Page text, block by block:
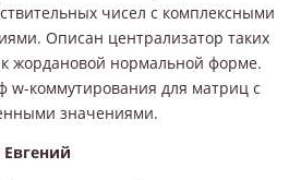
чисел с комплексными
Описан централизатор таких
жордановой нормальной форме.
w-коммутирования для матриц с
значениями.